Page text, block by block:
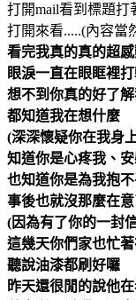
打開mail看到標題
打開來看.....(內容當
看完我真的真的超
眼淚一直在眼眶裡
想不到你真的好了
都知道我在想什麼
(深深懷疑你在我身
知道你是心疼我、
也知道你是為我抱
事後也就沒那麼在意
(因為有了你的一封
這幾天你們家也忙
聽說油漆都刷好囉
昨天還很閒的說他